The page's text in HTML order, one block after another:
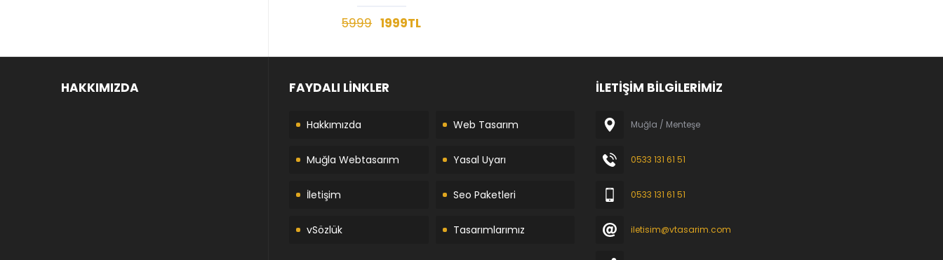
5999 1999TL
HAKKIMIZDA FAYDALI LİNKLER
Hakkımızda Web Tasarım
Muğla Webtasarım Yasal Uyarı
İletişim Seo Paketleri
vSözlük Tasarımlarımız
İLETİŞİM BİLGİLERİMİZ
Muğla / Menteşe
0533 131 61 51
0533 131 61 51
iletisim@vtasarim.com